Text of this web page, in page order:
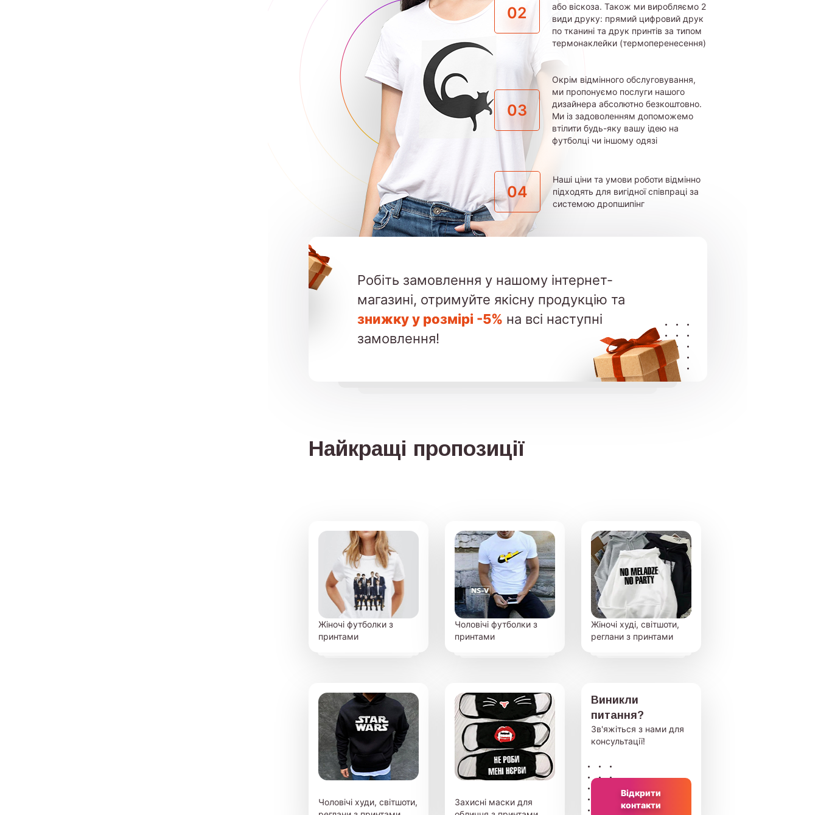
02
або віскоза. Також ми виробляємо 2
види друку: прямий цифровий друк
по тканині та друк принтів за типом
термонаклейки (термоперенесення)
03
Окрім відмінного обслуговування,
ми пропонуємо послуги нашого
дизайнера абсолютно безкоштовно.
Ми із задоволенням допоможемо
втілити будь-яку вашу ідею на
футболці чи іншому одязі
04
Наші ціни та умови роботи відмінно
підходять для вигідної співпраці за
системою дропшипінг
Робіть замовлення у нашому інтернет-
магазині, отримуйте якісну продукцію та
знижку у розмірі -5% на всі наступні
замовлення!
Найкращі пропозиції
Жіночі футболки з
принтами
Чоловічі футболки з
принтами
Жіночі худі, світшоти,
реглани з принтами
Чоловічі худи, світшоти,
Захисні маски для
Виникли
питання?
Зв'яжіться з нами для
консультації!
Відкрити
контакти